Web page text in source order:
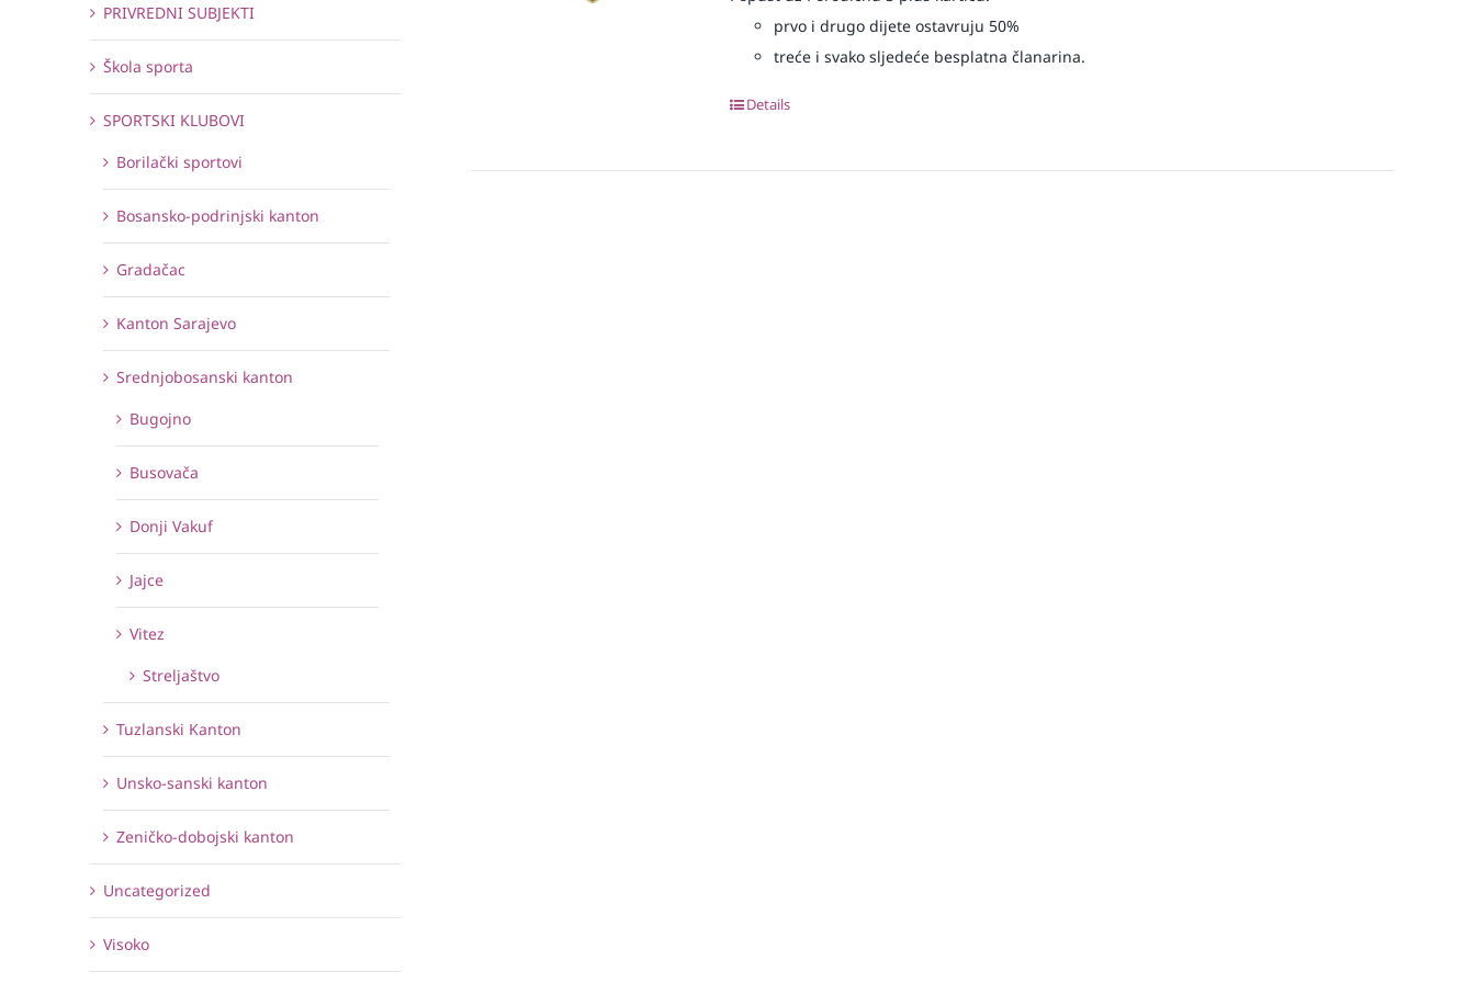
prvo i drugo dijete ostavruju 50%
treće i svako sljedeće besplatna članarina.
Details
PRIVREDNI SUBJEKTI
Škola sporta
SPORTSKI KLUBOVI
Borilački sportovi
Bosansko-podrinjski kanton
Gradačac
Kanton Sarajevo
Srednjobosanski kanton
Bugojno
Busovača
Donji Vakuf
Jajce
Vitez
Streljaštvo
Tuzlanski Kanton
Unsko-sanski kanton
Zeničko-dobojski kanton
Uncategorized
Visoko